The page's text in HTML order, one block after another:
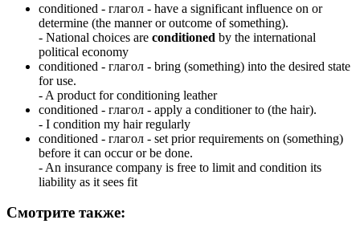
conditioned - глагол - have a significant influence on or
determine (the manner or outcome of something).
- National choices are conditioned by the international
political economy
conditioned - глагол - bring (something) into the desired state
for use.
- A product for conditioning leather
conditioned - глагол - apply a conditioner to (the hair).
- I condition my hair regularly
conditioned - глагол - set prior requirements on (something)
before it can occur or be done.
- An insurance company is free to limit and condition its
liability as it sees fit
Смотрите также: